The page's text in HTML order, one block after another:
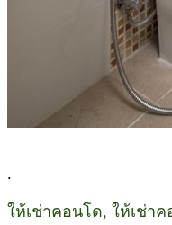
.
ให้เช่าคอนโด, ให้เช่าค